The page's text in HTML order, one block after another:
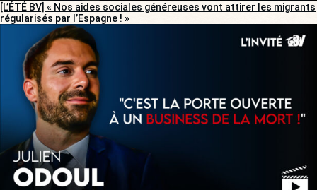
[L’ÉTÉ BV] « Nos aides sociales généreuses vont attirer les migrants
régularisés par l’Espagne ! »